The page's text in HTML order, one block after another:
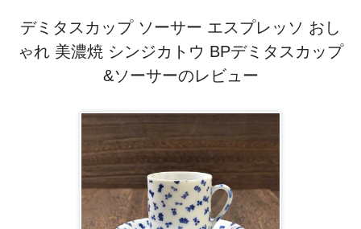
デミタスカップ ソーサー エスプレッソ おし
ゃれ 美濃焼 シンジカトウ BPデミタスカップ
&ソーサーのレビュー